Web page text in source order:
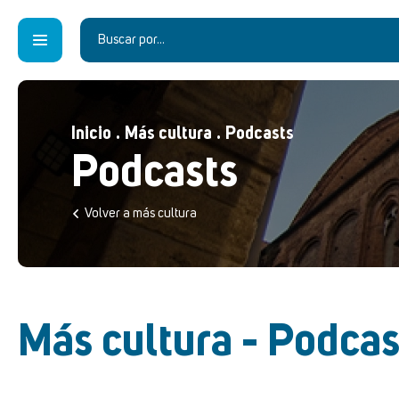
Inicio . Más cultura . Podcasts
Podcasts
Volver a más cultura
Más cultura -